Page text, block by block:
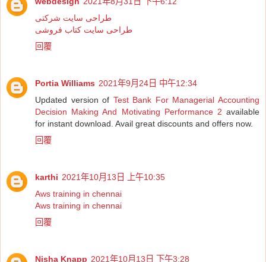
طراحی سایت شرکتی
طراحی سایت کتاب فروشی
回覆
Portia Williams 2021年9月24日 中午12:34
Updated version of Test Bank For Managerial Accounting
Decision Making And Motivating Performance 2 available
for instant download. Avail great discounts and offers now.
回覆
karthi 2021年10月13日 上午10:35
Aws training in chennai
Aws training in chennai
回覆
Nisha Knapp 2021年10月13日 下午3:28